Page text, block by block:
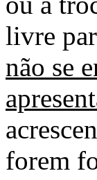
livre
não se
forem